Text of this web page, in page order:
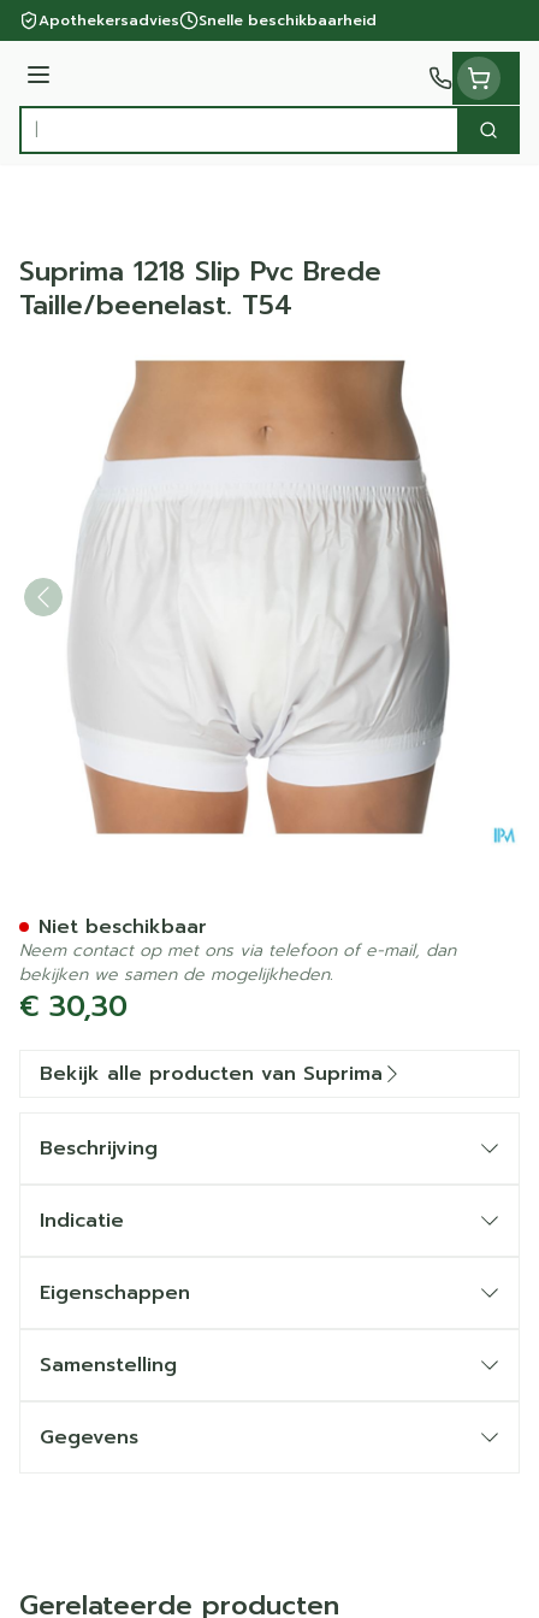
Ga naar de inhoud
Apothekersadvies Snelle beschikbaarheid
Menu
Product, merk, categorie...
Zoek
Suprima 1218 Slip Pvc Brede
Taille/beenelast. T54
€ 30,30
Niet beschikbaar
Neem contact op met ons via telefoon of e-mail, dan
bekijken we samen de mogelijkheden.
Bekijk alle producten van Suprima
Beschrijving
Indicatie
Eigenschappen
Samenstelling
Gegevens
Gerelateerde producten